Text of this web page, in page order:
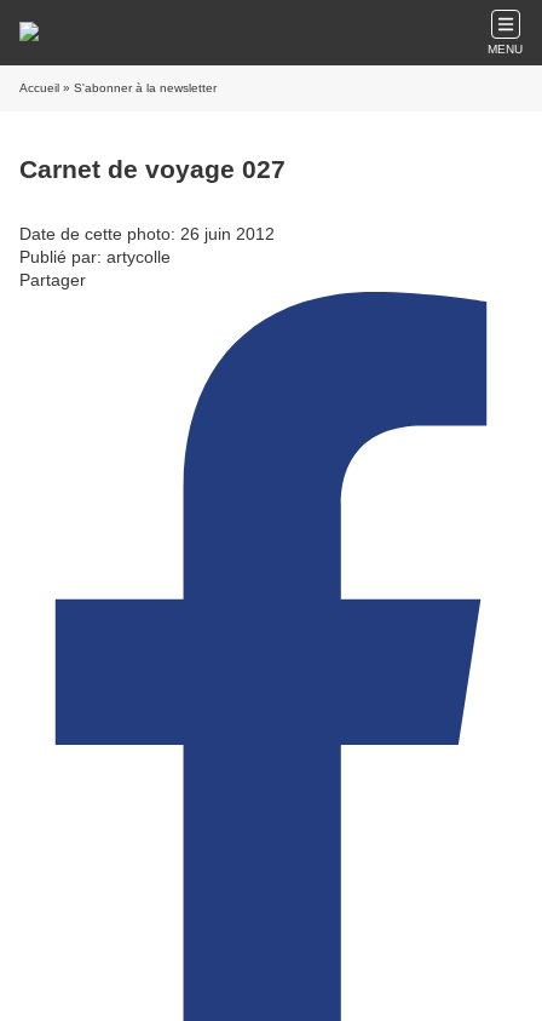
MENU
Accueil » S'abonner à la newsletter
Carnet de voyage 027
Date de cette photo: 26 juin 2012
Publié par: artycolle
Partager